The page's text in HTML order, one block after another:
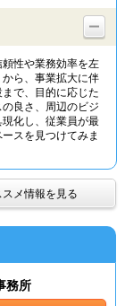
性や業務効率を左
ら、事業拡大に伴
で、目的に応じた
良さ、周辺のビジ
化し、従業員が最
スを見つけてみま
メ情報を見る
務所